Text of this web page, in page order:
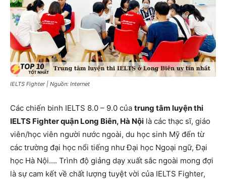
IELTS Fighter | Nguồn: Internet
Các chiến binh IELTS 8.0 – 9.0 của trung tâm luyện thi
IELTS Fighter quận Long Biên, Hà Nội là các thạc sĩ, giáo
viên/học viên người nước ngoài, du học sinh Mỹ đến từ
các trường đại học nổi tiếng như Đại học Ngoại ngữ, Đại
học Hà Nội…. Trình độ giảng dạy xuất sắc ngoài mong đợi
là sự cam kết về chất lượng tuyệt vời của IELTS Fighter,